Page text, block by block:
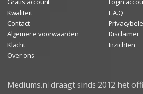
Gratis account
Login
Kwaliteit
F.A.Q
Contact
Algemene voorwaarden
Disclaimer
Klacht
Inzichten
Over ons
Mediums.nl draagt sinds 2012 het